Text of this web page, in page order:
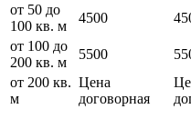
от 50 до
100 кв. м
4500
от 100 до
200 кв. м
5500
от 200 кв.
м
Цена
договорная